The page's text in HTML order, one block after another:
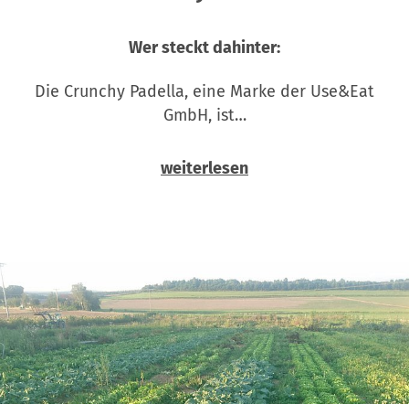
Wer steckt dahinter:
Die Crunchy Padella, eine Marke der Use&Eat
GmbH, ist…
weiterlesen